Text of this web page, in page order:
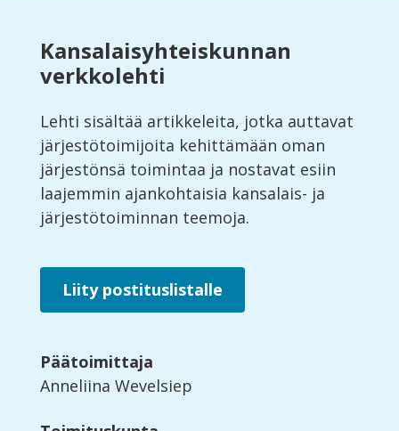
Kansalaisyhteiskunnan
verkkolehti
Lehti sisältää artikkeleita, jotka auttavat
järjestötoimijoita kehittämään oman
järjestönsä toimintaa ja nostavat esiin
laajemmin ajankohtaisia kansalais- ja
järjestötoiminnan teemoja.
Liity postituslistalle
Päätoimittaja
Anneliina Wevelsiep